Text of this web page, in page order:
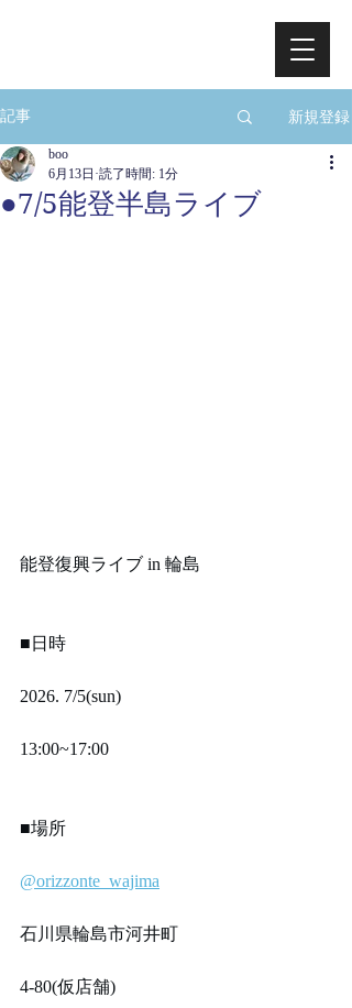
記事 新規登録
●7/5能登半島ライブ
boo
6月13日 読了時間: 1分
能登復興ライブ in 輪島
■日時
2026. 7/5(sun)
13:00~17:00
■場所
@orizzonte_wajima
石川県輪島市河井町
4-80(仮店舗)